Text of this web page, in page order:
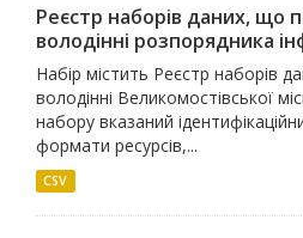
Реєстр наборів даних, що
володінні розпорядника
Набір містить Реєстр наборів
володінні Великомостівської
набору вказаний
формати ресурсів,...
CSV